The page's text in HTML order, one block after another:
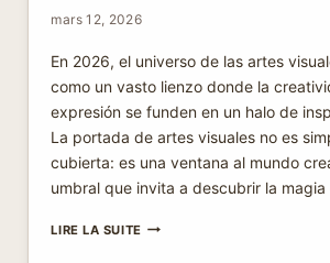
mars 12, 2026
En 2026, el universo de las artes
como un vasto lienzo donde la
expresión se funden en un halo de
La portada de artes visuales no es
cubierta: es una ventana al mundo
umbral que invita a descubrir la
LIRE LA SUITEPORTADA